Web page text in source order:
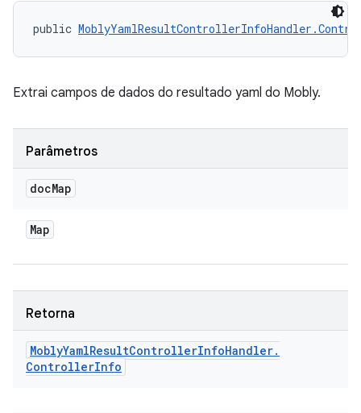
public
Extrai campos de dados do resultado yaml do Mobly.
Parâmetros
docMap
Map
Retorna
MoblyYamlResultControllerInfoHandler.
ControllerInfo